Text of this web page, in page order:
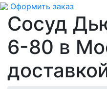
Оформить заказ
Сосуд
6-80 в